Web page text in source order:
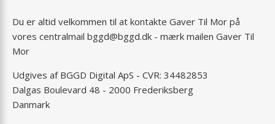
Du er altid velkommen til at kontakte Gaver Til Mor på
vores centralmail bggd@bggd.dk - mærk mailen Gaver Til
Mor
Udgives af BGGD Digital ApS - CVR: 34482853
Dalgas Boulevard 48 - 2000 Frederiksberg
Danmark